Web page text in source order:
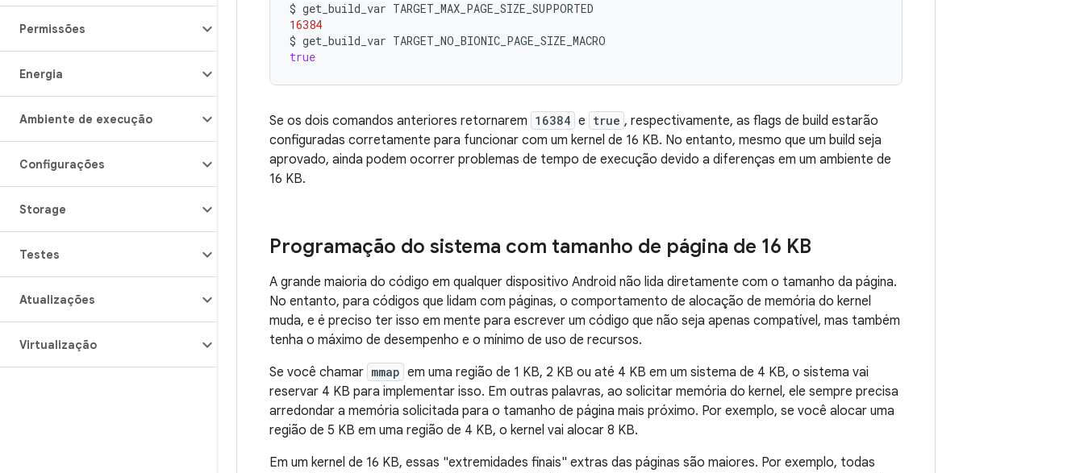
Permissões
Energia
Ambiente de execução
Configurações
Storage
Testes
Atualizações
Virtualização
$ get_build_var
16384
$ get_build_var
true
Se os dois comandos anteriores retornarem 16384 e true , respectivamente, as flags de build estarão
configuradas corretamente para funcionar com um kernel de 16 KB. No entanto, mesmo que um build seja
aprovado, ainda podem ocorrer problemas de tempo de execução devido a diferenças em um ambiente de
16 KB.
Programação do sistema com tamanho de página de 16 KB
A grande maioria do código em qualquer dispositivo Android não lida diretamente com o tamanho da página.
No entanto, para códigos que lidam com páginas, o comportamento de alocação de memória do kernel
muda, e é preciso ter isso em mente para escrever um código que não seja apenas compatível, mas também
tenha o máximo de desempenho e o mínimo de uso de recursos.
Se você chamar mmap em uma região de 1 KB, 2 KB ou até 4 KB em um sistema de 4 KB, o sistema vai
reservar 4 KB para implementar isso. Em outras palavras, ao solicitar memória do kernel, ele sempre precisa
arredondar a memória solicitada para o tamanho de página mais próximo. Por exemplo, se você alocar uma
região de 5 KB em uma região de 4 KB, o kernel vai alocar 8 KB.
Em um kernel de 16 KB, essas "extremidades finais" extras das páginas são maiores. Por exemplo, todas